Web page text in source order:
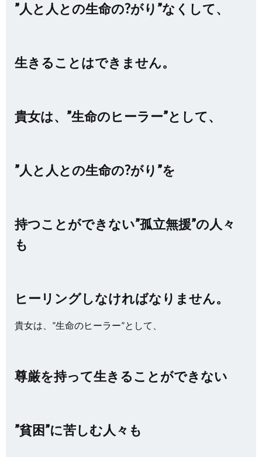
”人と人との生命の?がり”なくして、
生きることはできません。
貴女は、”生命のヒーラー”として、
”人と人との生命の?がり”を
持つことができない”孤立無援”の人々
も
ヒーリングしなければなりません。
貴女は、”生命のヒーラー”として、
尊厳を持って生きることができない
”貧困”に苦しむ人々も